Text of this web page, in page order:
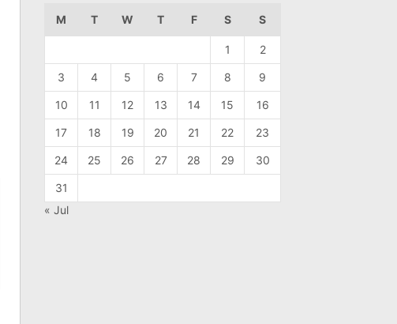
M T W T F S S
1 2
3 4 5 6 7 8 9
10 11 12 13 14 15 16
17 18 19 20 21 22 23
24 25 26 27 28 29 30
31
« Jul